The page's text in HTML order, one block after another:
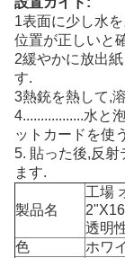
1表面に少し水
位置が正しいと
2緩やかに放出
す.
3熱銃を熱して,
4.................水と
ットカードを使
5. 貼った後,反射
ます.
製品名
工場
透明
色
ホワ